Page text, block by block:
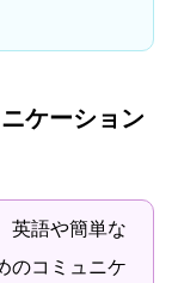
ケーション
英語や簡単な
のコミュニケ